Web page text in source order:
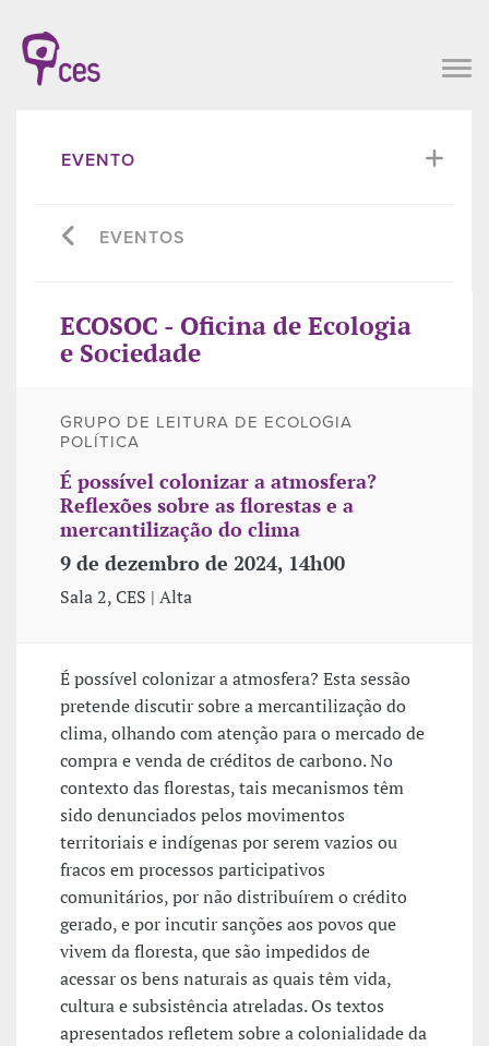
EVENTO
EVENTOS
ECOSOC - Oficina de Ecologia
e Sociedade
GRUPO DE LEITURA DE ECOLOGIA
POLÍTICA
É possível colonizar a atmosfera?
Reflexões sobre as florestas e a
mercantilização do clima
9 de dezembro de 2024, 14h00
Sala 2, CES | Alta
É possível colonizar a atmosfera? Esta sessão
pretende discutir sobre a mercantilização do
clima, olhando com atenção para o mercado de
compra e venda de créditos de carbono. No
contexto das florestas, tais mecanismos têm
sido denunciados pelos movimentos
territoriais e indígenas por serem vazios ou
fracos em processos participativos
comunitários, por não distribuírem o crédito
gerado, e por incutir sanções aos povos que
vivem da floresta, que são impedidos de
acessar os bens naturais as quais têm vida,
cultura e subsistência atreladas. Os textos
apresentados refletem sobre a colonialidade da